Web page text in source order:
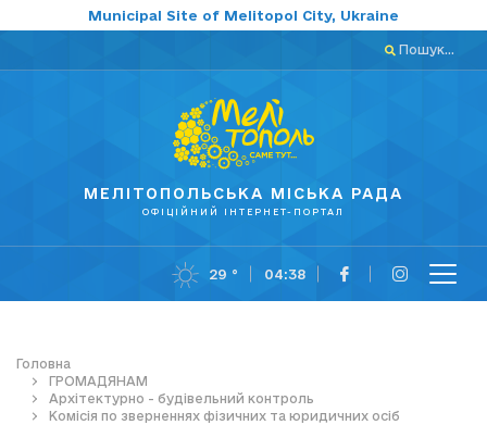
Municipal Site of Melitopol City, Ukraine
Пошук...
МЕЛІТОПОЛЬСЬКА МІСЬКА РАДА
ОФІЦІЙНИЙ ІНТЕРНЕТ-ПОРТАЛ
29 ° 04:38
Головна
ГРОМАДЯНАМ
Архітектурно - будівельний контроль
Комісія по зверненнях фізичних та юридичних осіб